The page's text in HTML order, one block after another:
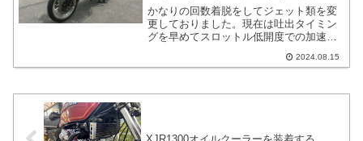
更-24/08/15
かなりの回数着脱をしてジェット類を変
更しておりました。現在は吐出タイミン
グを早めてスロットル低開度での加速感
下のパワー感の無さが弱点ではありま
2024.08.15